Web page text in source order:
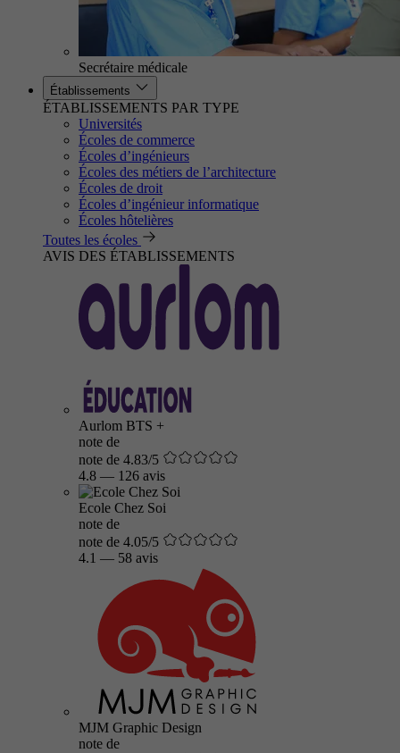
Secrétaire médicale
Établissements
ÉTABLISSEMENTS PAR TYPE
Universités
Écoles de commerce
Écoles d’ingénieurs
Écoles des métiers de l’architecture
Écoles de droit
Écoles d’ingénieur informatique
Écoles hôtelières
Toutes les écoles
AVIS DES ÉTABLISSEMENTS
Aurlom BTS +
note de
note de 4.83/5
4.8 — 126 avis
Ecole Chez Soi
note de
note de 4.05/5
4.1 — 58 avis
MJM Graphic Design
note de